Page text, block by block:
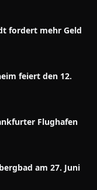
fordert mehr Geld
feiert den 12.
Flughafen
am 27. Juni